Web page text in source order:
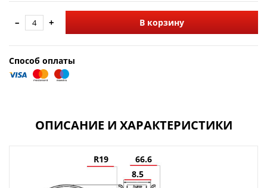
– + В корзину
Способ оплаты
ОПИСАНИЕ И ХАРАКТЕРИСТИКИ
R19
66.6
8.5